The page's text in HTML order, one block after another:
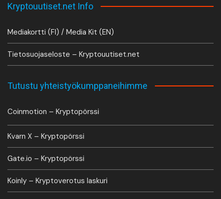
Kryptouutiset.net Info
Mediakortti (FI) / Media Kit (EN)
Tietosuojaseloste – Kryptouutiset.net
Tutustu yhteistyökumppaneihimme
Coinmotion – Kryptopörssi
Kvarn X – Kryptopörssi
Gate.io – Kryptopörssi
Koinly – Kryptoverotus laskuri